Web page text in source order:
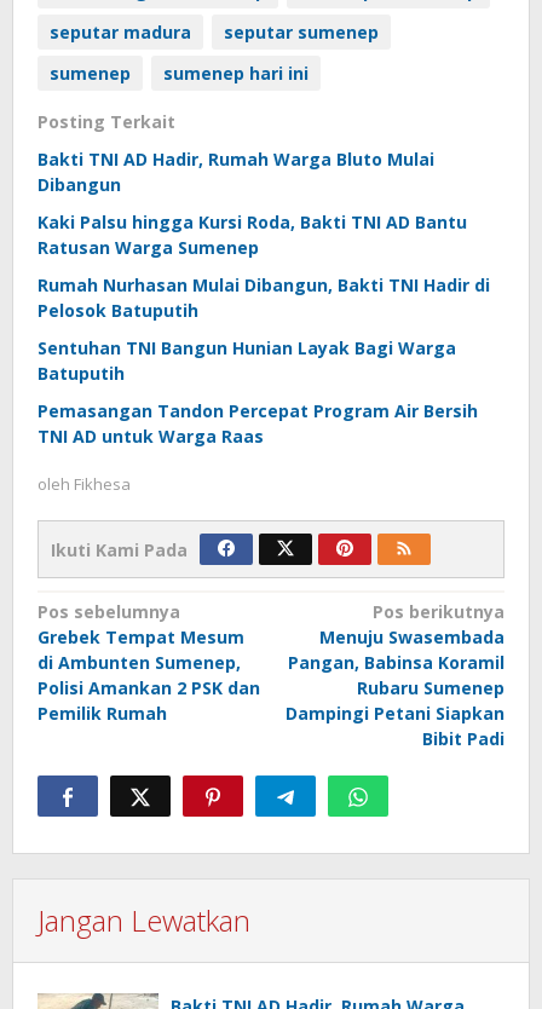
seputar madura
seputar sumenep
sumenep
sumenep hari ini
Posting Terkait
Bakti TNI AD Hadir, Rumah Warga Bluto Mulai
Dibangun
Kaki Palsu hingga Kursi Roda, Bakti TNI AD Bantu
Ratusan Warga Sumenep
Rumah Nurhasan Mulai Dibangun, Bakti TNI Hadir di
Pelosok Batuputih
Sentuhan TNI Bangun Hunian Layak Bagi Warga
Batuputih
Pemasangan Tandon Percepat Program Air Bersih
TNI AD untuk Warga Raas
oleh Fikhesa
Ikuti Kami Pada
Navigasi
pos
Pos sebelumnya
Grebek Tempat Mesum
di Ambunten Sumenep,
Polisi Amankan 2 PSK dan
Pemilik Rumah
Pos berikutnya
Menuju Swasembada
Pangan, Babinsa Koramil
Rubaru Sumenep
Dampingi Petani Siapkan
Bibit Padi
Jangan Lewatkan